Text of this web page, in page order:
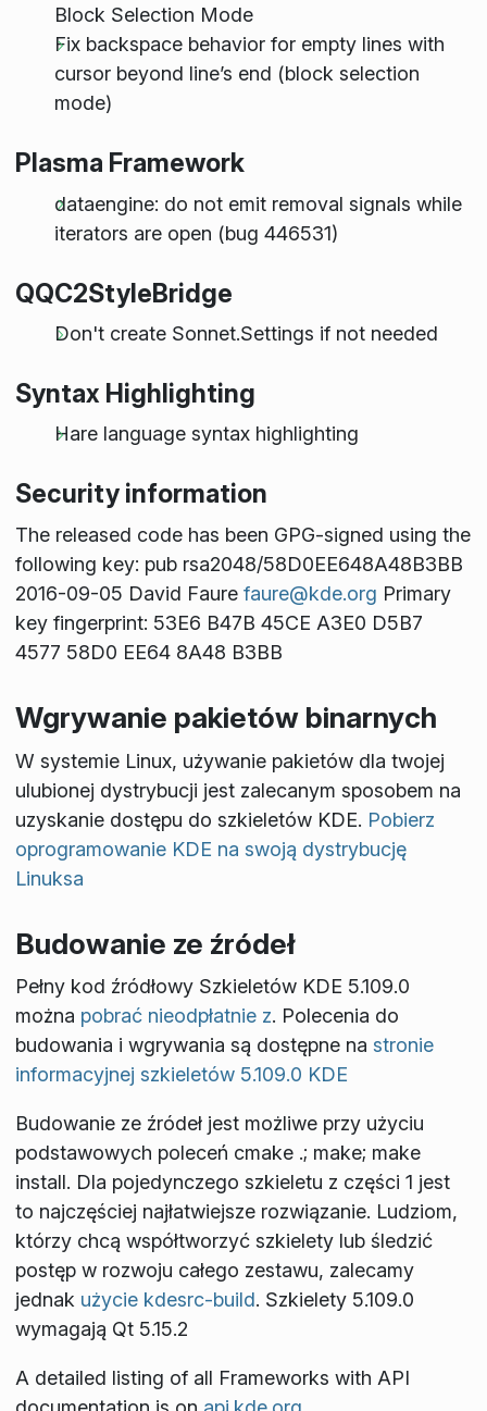
Block Selection Mode
Fix backspace behavior for empty lines with
cursor beyond line’s end (block selection
mode)
Plasma Framework
dataengine: do not emit removal signals while
iterators are open (bug 446531)
QQC2StyleBridge
Don't create Sonnet.Settings if not needed
Syntax Highlighting
Hare language syntax highlighting
Security information
The released code has been GPG-signed using the
following key: pub rsa2048/58D0EE648A48B3BB
2016-09-05 David Faure faure@kde.org Primary
key fingerprint: 53E6 B47B 45CE A3E0 D5B7
4577 58D0 EE64 8A48 B3BB
Wgrywanie pakietów binarnych
W systemie Linux, używanie pakietów dla twojej
ulubionej dystrybucji jest zalecanym sposobem na
uzyskanie dostępu do szkieletów KDE. Pobierz
oprogramowanie KDE na swoją dystrybucję
Linuksa
Budowanie ze źródeł
Pełny kod źródłowy Szkieletów KDE 5.109.0
można pobrać nieodpłatnie z. Polecenia do
budowania i wgrywania są dostępne na stronie
informacyjnej szkieletów 5.109.0 KDE
Budowanie ze źródeł jest możliwe przy użyciu
podstawowych poleceń cmake .; make; make
install. Dla pojedynczego szkieletu z części 1 jest
to najczęściej najłatwiejsze rozwiązanie. Ludziom,
którzy chcą współtworzyć szkielety lub śledzić
postęp w rozwoju całego zestawu, zalecamy
jednak użycie kdesrc-build. Szkielety 5.109.0
wymagają Qt 5.15.2
A detailed listing of all Frameworks with API